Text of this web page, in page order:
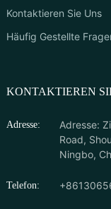
Kontaktieren Sie Uns
Häufig Gestellte
KONTAKTIEREN
Adresse:
Adresse:
Road,
Ningbo,
Telefon: